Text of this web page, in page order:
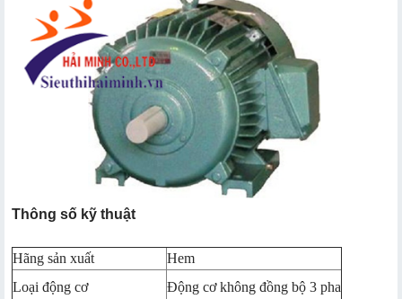
Thông số kỹ thuật
Hãng sản xuất
Hem
Loại động cơ
Động cơ không đồng bộ 3 pha